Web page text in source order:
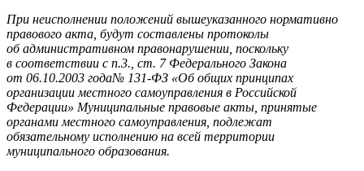
При неисполнении положений вышеуказанного нормативно
правового акта, будут составлены протоколы
об административном правонарушении, поскольку
в соответствии с п.3., ст. 7 Федерального Закона
от 06.10.2003 года№ 131-ФЗ «Об общих принципах
организации местного самоуправления в Российской
Федерации» Муниципальные правовые акты, принятые
органами местного самоуправления, подлежат
обязательному исполнению на всей территории
муниципального образования.